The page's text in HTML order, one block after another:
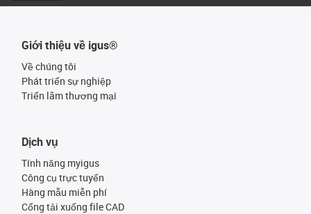
Giới thiệu về igus®
Về chúng tôi
Phát triển sự nghiệp
Triển lãm thương mại
Dịch vụ
Tính năng myigus
Công cụ trực tuyến
Hàng mẫu miễn phí
Cổng tải xuống file CAD